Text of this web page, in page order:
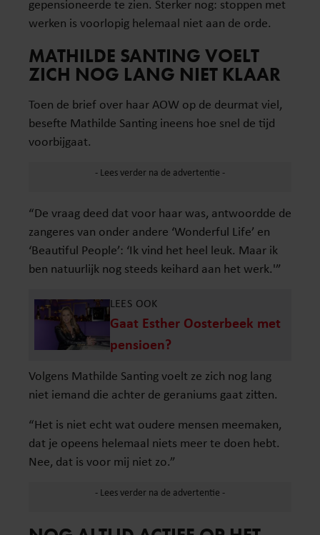
gepensioneerde te zien. Sterker nog: stoppen met
werken is voorlopig helemaal niet aan de orde.
MATHILDE SANTING VOELT
ZICH NOG LANG NIET KLAAR
Toen de brief over haar AOW op de deurmat viel,
besefte Mathilde Santing ineens hoe snel de tijd
voorbijgaat.
“De vraag deed dat voor haar was, antwoordde de
zangeres van onder andere ‘Wonderful Life’ en
‘Beautiful People’: ‘Ik vind het heel leuk. Maar ik
ben natuurlijk nog steeds keihard aan het werk.'”
LEES OOK
Gaat Esther Oosterbeek met
pensioen?
Volgens Mathilde Santing voelt ze zich nog lang
niet iemand die achter de geraniums gaat zitten.
“Het is niet echt wat oudere mensen meemaken,
dat je opeens helemaal niets meer te doen hebt.
Nee, dat is voor mij niet zo.”